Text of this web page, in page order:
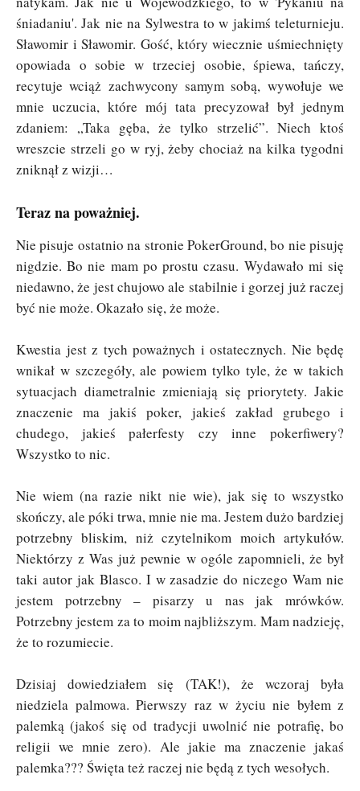
śniadaniu'. Jak nie na Sylwestra to w jakimś teleturnieju.
Sławomir i Sławomir. Gość, który wiecznie uśmiechnięty
opowiada o sobie w trzeciej osobie, śpiewa, tańczy,
recytuje wciąż zachwycony samym sobą, wywołuje we
mnie uczucia, które mój tata precyzował był jednym
zdaniem: „Taka gęba, że tylko strzelić”. Niech ktoś
wreszcie strzeli go w ryj, żeby chociaż na kilka tygodni
zniknął z wizji…
Teraz na poważniej.
Nie pisuje ostatnio na stronie PokerGround, bo nie pisuję
nigdzie. Bo nie mam po prostu czasu. Wydawało mi się
niedawno, że jest chujowo ale stabilnie i gorzej już raczej
być nie może. Okazało się, że może.
Kwestia jest z tych poważnych i ostatecznych. Nie będę
wnikał w szczegóły, ale powiem tylko tyle, że w takich
sytuacjach diametralnie zmieniają się priorytety. Jakie
znaczenie ma jakiś poker, jakieś zakład grubego i
chudego, jakieś pałerfesty czy inne pokerfiwery?
Wszystko to nic.
Nie wiem (na razie nikt nie wie), jak się to wszystko
skończy, ale póki trwa, mnie nie ma. Jestem dużo bardziej
potrzebny bliskim, niż czytelnikom moich artykułów.
Niektórzy z Was już pewnie w ogóle zapomnieli, że był
taki autor jak Blasco. I w zasadzie do niczego Wam nie
jestem potrzebny – pisarzy u nas jak mrówków.
Potrzebny jestem za to moim najbliższym. Mam nadzieję,
że to rozumiecie.
Dzisiaj dowiedziałem się (TAK!), że wczoraj była
niedziela palmowa. Pierwszy raz w życiu nie byłem z
palemką (jakoś się od tradycji uwolnić nie potrafię, bo
religii we mnie zero). Ale jakie ma znaczenie jakaś
palemka??? Święta też raczej nie będą z tych wesołych.